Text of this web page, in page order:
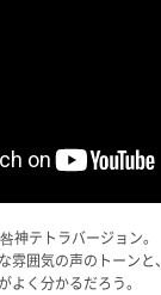
神テトラバージョン。
雰囲気の声のトーン
よく分かるだろう。